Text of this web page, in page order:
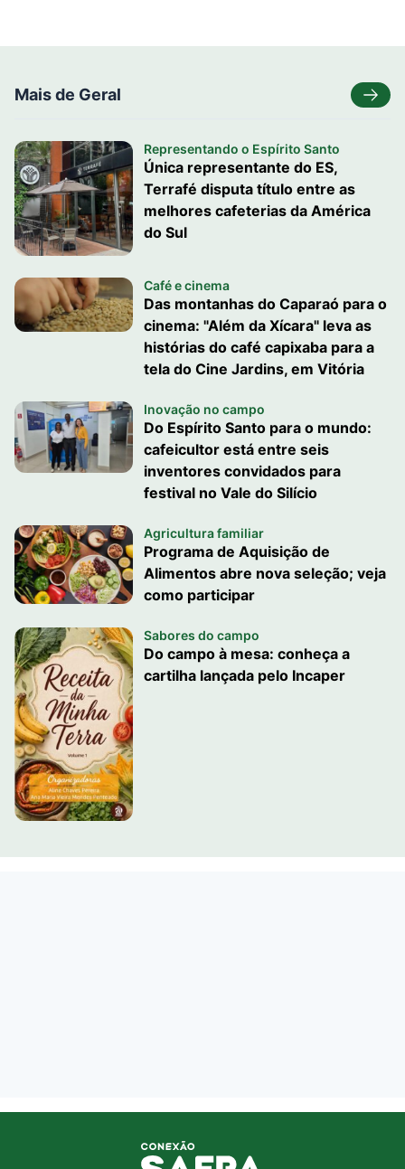
Mais de Geral
Representando o Espírito Santo
Única representante do ES,
Terrafé disputa título entre as
melhores cafeterias da América
do Sul
Café e cinema
Das montanhas do Caparaó para o
cinema: "Além da Xícara" leva as
histórias do café capixaba para a
tela do Cine Jardins, em Vitória
Inovação no campo
Do Espírito Santo para o mundo:
cafeicultor está entre seis
inventores convidados para
festival no Vale do Silício
Agricultura familiar
Programa de Aquisição de
Alimentos abre nova seleção; veja
como participar
Sabores do campo
Do campo à mesa: conheça a
cartilha lançada pelo Incaper